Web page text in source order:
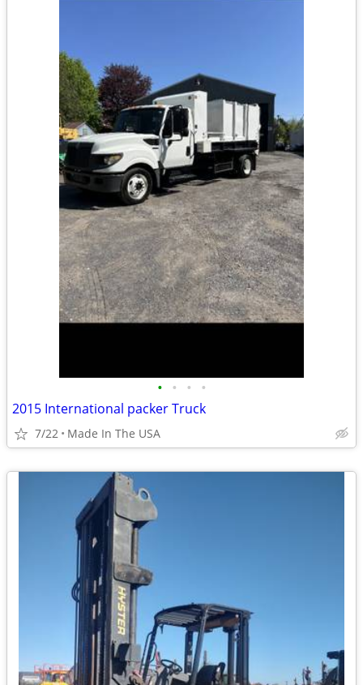
• • • •
2015 International packer Truck
7/22 Made In The USA